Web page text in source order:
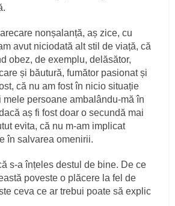
nonșalanță, aș zice, cu
avut niciodată alt stil de viață, că
obez, de exemplu, delăsător,
și băutură, fumător pasionat și
că nu am fost în nicio situație
persoane ambalându-mă în
aș fi fost doar o secundă mai
evita, că nu m-am implicat
în salvarea omenirii.
s-a înțeles destul de bine. De ce
poveste o plăcere la fel de
ceva ce ar trebui poate să explic